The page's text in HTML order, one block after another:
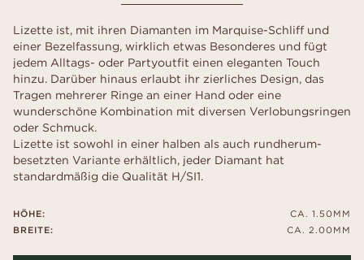
Lizette ist, mit ihren Diamanten im Marquise-Schliff und
einer Bezelfassung, wirklich etwas Besonderes und fügt
jedem Alltags- oder Partyoutfit einen eleganten Touch
hinzu. Darüber hinaus erlaubt ihr zierliches Design, das
Tragen mehrerer Ringe an einer Hand oder eine
wunderschöne Kombination mit diversen Verlobungsringen
oder Schmuck.
Lizette ist sowohl in einer halben als auch rundherum-
besetzten Variante erhältlich, jeder Diamant hat
standardmäßig die Qualität H/SI1.
HÖHE:
BREITE:
CA. 1.50MM
CA. 2.00MM